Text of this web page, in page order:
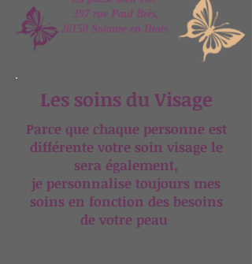
397 rue Paul Brès,
26150 Solaure en Diois
Les soins du Visage
Parce que chaque personne est
différente votre soin visage le
sera également,
je personnalise toujours mes
soins en fonction des besoins
de votre peau